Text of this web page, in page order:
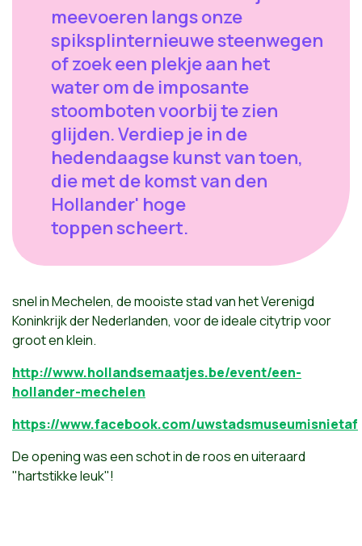
meevoeren langs onze
spiksplinternieuwe steenwegen
of zoek een plekje aan het
water om de imposante
stoomboten voorbij te zien
glijden. Verdiep je in de
hedendaagse kunst van toen,
die met de komst van den
Hollander' hoge
toppen scheert.
snel in Mechelen, de mooiste stad van het Verenigd
Koninkrijk der Nederlanden, voor de ideale citytrip voor
groot en klein.
http://www.hollandsemaatjes.be/event/een-
hollander-mechelen
https://www.facebook.com/uwstadsmuseumisnietaf
De opening was een schot in de roos en uiteraard
"hartstikke leuk"!